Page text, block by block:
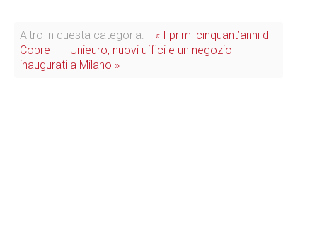
Altro in questa categoria:
« I primi cinquant’anni di
Copre
Unieuro, nuovi uffici e un negozio
inaugurati a Milano »